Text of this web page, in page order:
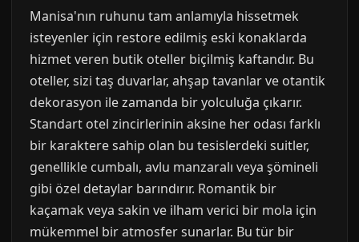
Manisa'nın ruhunu tam anlamıyla hissetmek
isteyenler için restore edilmiş eski konaklarda
hizmet veren butik oteller biçilmiş kaftandır. Bu
oteller, sizi taş duvarlar, ahşap tavanlar ve otantik
dekorasyon ile zamanda bir yolculuğa çıkarır.
Standart otel zincirlerinin aksine her odası farklı
bir karaktere sahip olan bu tesislerdeki suitler,
genellikle cumbalı, avlu manzaralı veya şömineli
gibi özel detaylar barındırır. Romantik bir
kaçamak veya sakin ve ilham verici bir mola için
mükemmel bir atmosfer sunarlar. Bu tür bir